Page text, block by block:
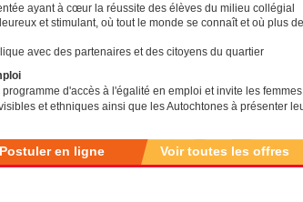
ayant à cœur la réussite des élèves du milieu collégial
et stimulant, où tout le monde se connaît et où plus
avec des partenaires et des citoyens du quartier
d'accès à l'égalité en emploi et invite les
et ethniques ainsi que les Autochtones à présenter
Voir toutes les offres
Postuler en ligne